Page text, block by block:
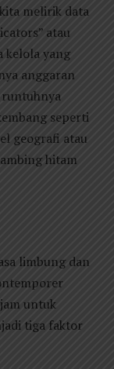
melirik data
atau
kelola yang
anggaran
runtuhnya
seperti
geografi atau
hitam
limbung dan
untuk
tiga faktor